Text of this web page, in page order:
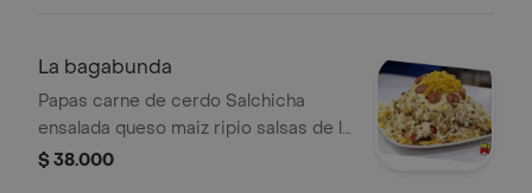
La bagabunda
Papas carne de cerdo Salchicha
ensalada queso maiz ripio salsas de la
casa para 1 persona
$ 38.000